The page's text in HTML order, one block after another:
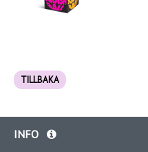
TILLBAKA
INFO